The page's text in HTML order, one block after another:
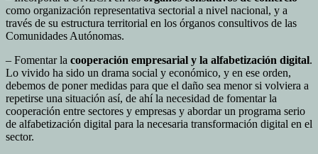
como organización representativa sectorial a nivel nacional, y a
través de su estructura territorial en los órganos consultivos de las
Comunidades Autónomas.
– Fomentar la cooperación empresarial y la alfabetización digital.
Lo vivido ha sido un drama social y económico, y en ese orden,
debemos de poner medidas para que el daño sea menor si volviera a
repetirse una situación así, de ahí la necesidad de fomentar la
cooperación entre sectores y empresas y abordar un programa serio
de alfabetización digital para la necesaria transformación digital en el
sector.